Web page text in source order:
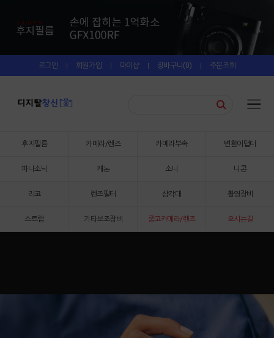
로그인 | 회원가입 | 마이샵 | 장바구니(0) | 주문조회
후지필름 카메라/렌즈 카메라부속 변환어댑터
파나소닉 캐논 소니 니콘
리코 렌즈필터 삼각대 촬영장비
스트랩 기타보조장비 중고카메라/렌즈 오시는길